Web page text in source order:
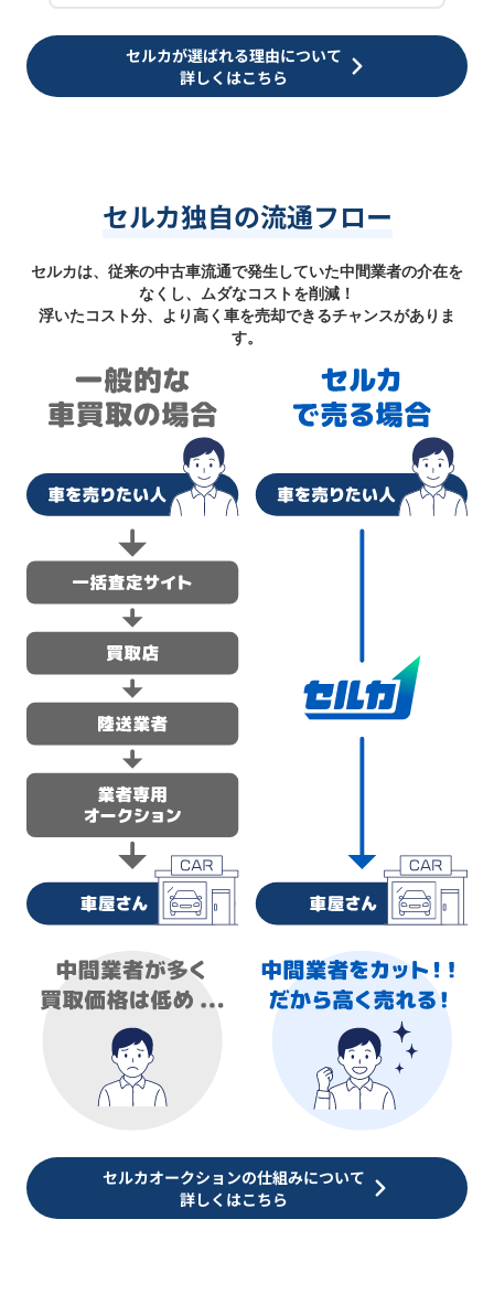
セルカが選ばれる理由について
詳しくはこちら
セルカ独自の流通フロー
セルカは、従来の中古車流通で発生していた中間業者の介在を
なくし、ムダなコストを削減！
浮いたコスト分、より高く車を売却できるチャンスがありま
す。
セルカオークションの仕組みについて
詳しくはこちら